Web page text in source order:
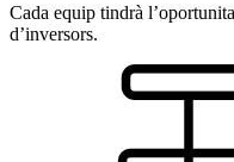
Cada equip tindrà
d’inversors.